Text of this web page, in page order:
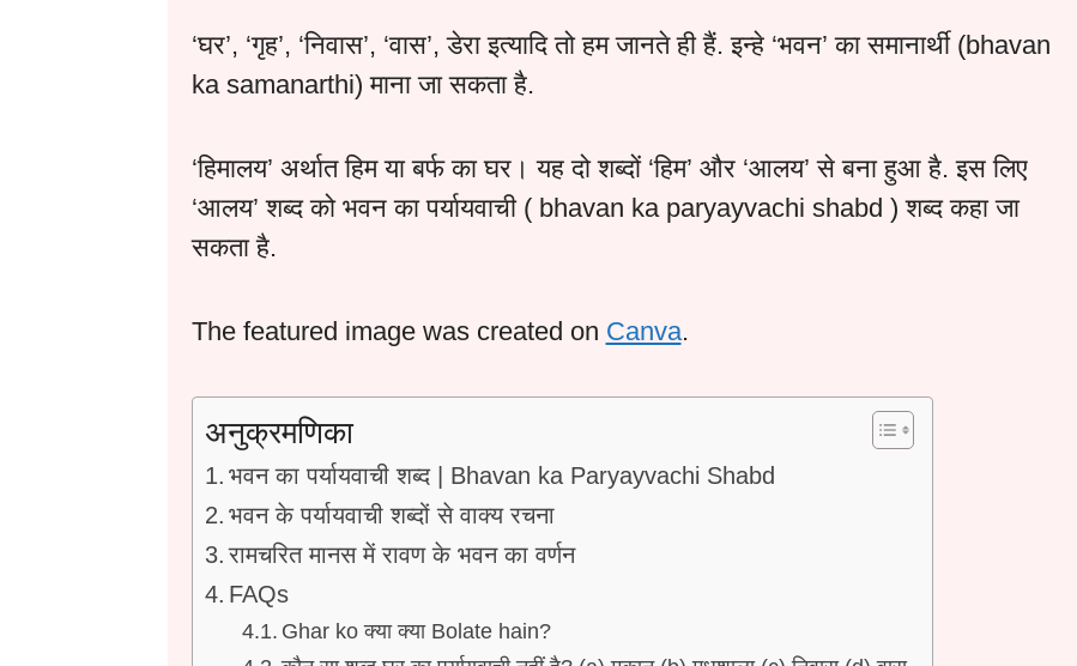
‘घर’, ‘गृह’, ‘निवास’, ‘वास’, डेरा इत्यादि तो हम जानते ही हैं. इन्हे ‘भवन’ का समानार्थी (bhavan
ka samanarthi) माना जा सकता है.
‘हिमालय’ अर्थात हिम या बर्फ का घर। यह दो शब्दों ‘हिम’ और ‘आलय’ से बना हुआ है. इस लिए
‘आलय’ शब्द को भवन का पर्यायवाची ( bhavan ka paryayvachi shabd ) शब्द कहा जा
सकता है.
The featured image was created on Canva.
अनुक्रमणिका
भवन का पर्यायवाची शब्द | Bhavan ka Paryayvachi Shabd
भवन के पर्यायवाची शब्दों से वाक्य रचना
रामचरित मानस में रावण के भवन का वर्णन
FAQs
Ghar ko क्या क्या Bolate hain?